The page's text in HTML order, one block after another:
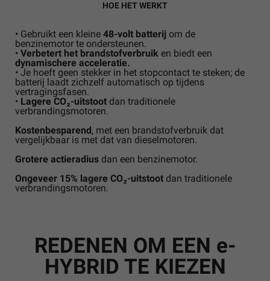
HOE HET WERKT
• Gebruikt een kleine 48-volt batterij om de
benzinemotor te ondersteunen.
• Verbetert het brandstofverbruik en biedt een
dynamischere acceleratie.
• Je hoeft geen stekker in het stopcontact te steken; de
batterij laadt zichzelf automatisch op tijdens
vertragingsfasen.
• Lagere CO₂-uitstoot dan traditionele
verbrandingsmotoren.
Kostenbesparend , met een brandstofverbruik dat
vergelijkbaar is met dat van dieselmotoren.
Grotere actieradius dan een benzinemotor.
Ongeveer 15% lagere CO₂-uitstoot dan traditionele
verbrandingsmotoren.
REDENEN OM EEN e-
HYBRID TE KIEZEN